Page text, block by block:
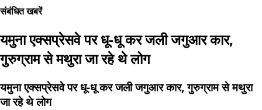
संबंधित खबरें
यमुना एक्सप्रेसवे पर धू-धू कर जली जगुआर कार,
गुरुग्राम से मथुरा जा रहे थे लोग
यमुना एक्सप्रेसवे पर धू-धू कर जली जगुआर कार, गुरुग्राम से मथुरा
जा रहे थे लोग